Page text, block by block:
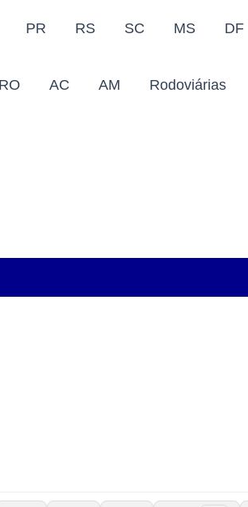
PR RS SC MS DF
RO AC AM Rodoviárias